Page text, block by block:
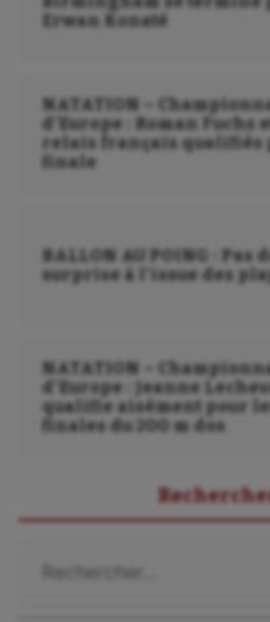
Erwan Konaté
NATATION –
d’Europe : Roman Fuchs
relais français qualifiés
finale
BALLON AU POING : Pas
surprise à l’issue des
NATATION –
d’Europe : Jeanne
qualifie aisément pour
finales du 200 m dos